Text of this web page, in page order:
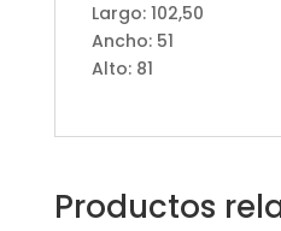
Largo: 102,50
Ancho: 51
Alto: 81
Productos